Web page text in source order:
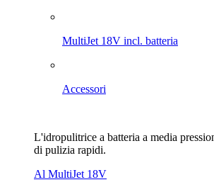
MultiJet 18V incl. batteria
Accessori
L'idropulitrice a batteria a media
di pulizia rapidi.
Al MultiJet 18V